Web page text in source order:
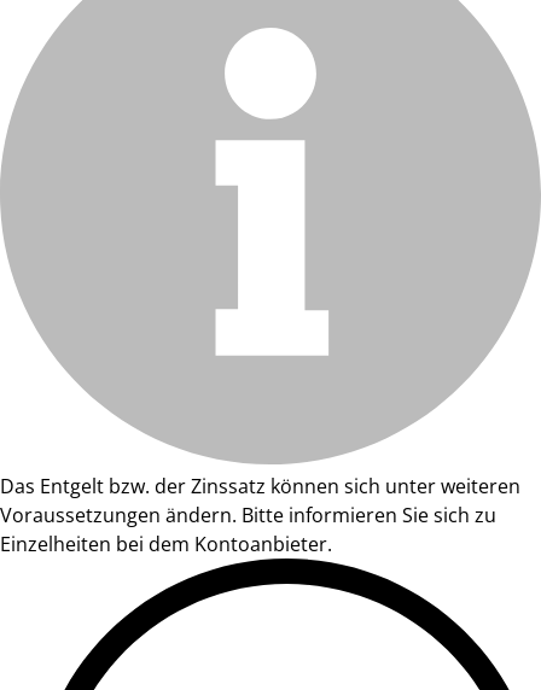
Das Entgelt bzw. der Zinssatz können sich unter weiteren
Voraussetzungen ändern. Bitte informieren Sie sich zu
Einzelheiten bei dem Kontoanbieter.